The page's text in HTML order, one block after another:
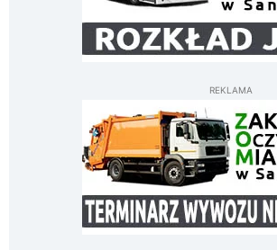
REKLAMA